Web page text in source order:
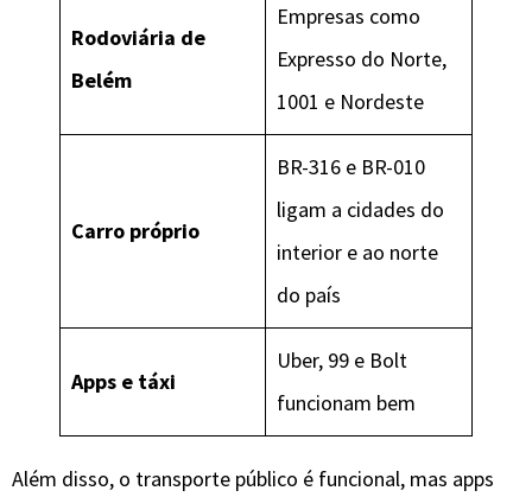
Rodoviária de
Belém
Empresas como
Expresso do Norte,
1001 e Nordeste
Carro próprio
BR-316 e BR-010
ligam a cidades do
interior e ao norte
do país
Apps e táxi
Uber, 99 e Bolt
funcionam bem
Além disso, o transporte público é funcional, mas apps